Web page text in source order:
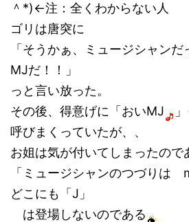
＾*)←注：全くわからない人
ゴリは唐突に
「そうかぁ、ミュージシャン
MJだ！！」
っと言い放った。
その後、得意げに「おいMJ
呼びまくっていたが、、
お姐は気が付いてしまったの
「ミュージシャンのつづりは
どこにも 「J」
は登場しないのである